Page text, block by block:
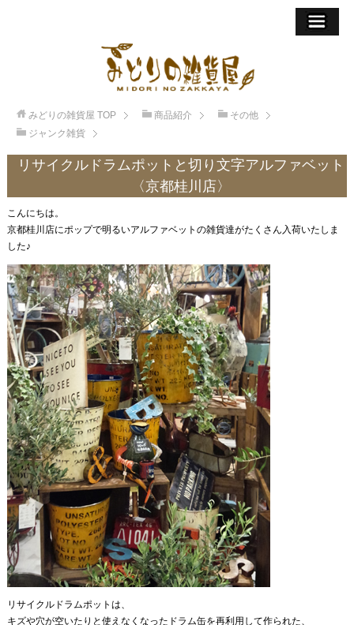
みどりの雑貨屋 TOP 商品紹介
その他
ジャンク雑貨
リサイクルドラムポットと切り文字アルファベット
〈京都桂川店〉
こんにちは。
京都桂川店にポップで明るいアルファベットの雑貨達がたくさん入荷いたしま
した♪
リサイクルドラムポットは、
キズや穴が空いたりと使えなくなったドラム缶を再利用して作られた、